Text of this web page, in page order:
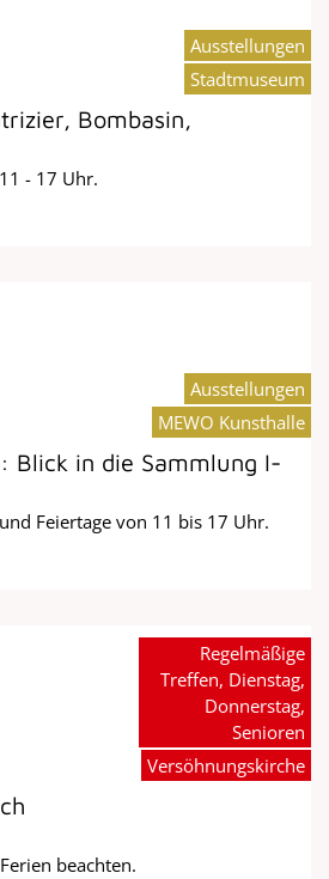
Bombasin,
- 17 Uhr.
Ausstellungen
Stadtmuseum
Blick in die Sammlung I-
Feiertage von 11 bis 17 Uhr.
Ausstellungen
MEWO Kunsthalle
beachten.
Regelmäßige
Treffen, Dienstag,
Donnerstag,
Senioren
Versöhnungskirche